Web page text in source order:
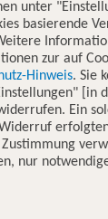
unter
basierende
zur auf
Hinweis. Sie
[in
Ein
nur